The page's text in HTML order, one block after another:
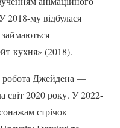
2018-му відбулася
займаються
кухня» (2018).
робота Джейдена —
світ 2020 року. У 2022-
стрічок